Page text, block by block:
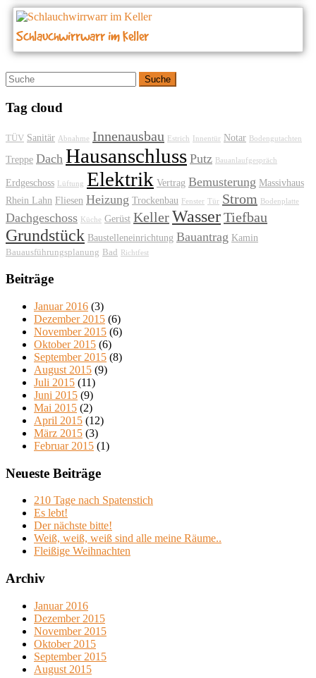
Schlauchwirrwarr im Keller
Tag cloud
TÜV Sanitär Abnahme Innenausbau Estrich Innentür Notar Bodengutachten
Treppe Dach Hausanschluss Putz Bauanlaufgespräch
Erdgeschoss Lüftung Elektrik Vertrag Bemusterung Massivhaus
Rhein Lahn Fliesen Heizung Trockenbau Fenster Tür Strom Bodenplatte
Dachgeschoss Küche Gerüst KellerWasserTiefbau
Grundstück Baustelleneinrichtung Bauantrag Kamin
Bauausführungsplanung Bad Richtfest
Beiträge
Januar 2016 (3)
Dezember 2015 (6)
November 2015 (6)
Oktober 2015 (6)
September 2015 (8)
August 2015 (9)
Juli 2015 (11)
Juni 2015 (9)
Mai 2015 (2)
April 2015 (12)
März 2015 (3)
Februar 2015 (1)
Neueste Beiträge
210 Tage nach Spatenstich
Es lebt!
Der nächste bitte!
Weiß, weiß, weiß sind alle meine Räume..
Fleißige Weihnachten
Archiv
Januar 2016
Dezember 2015
November 2015
Oktober 2015
September 2015
August 2015